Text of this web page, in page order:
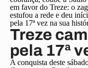
em favor do Treze: o
estufou a rede e deu
pela 17ª vez na sua
Treze
pela 17ª
A conquista deste